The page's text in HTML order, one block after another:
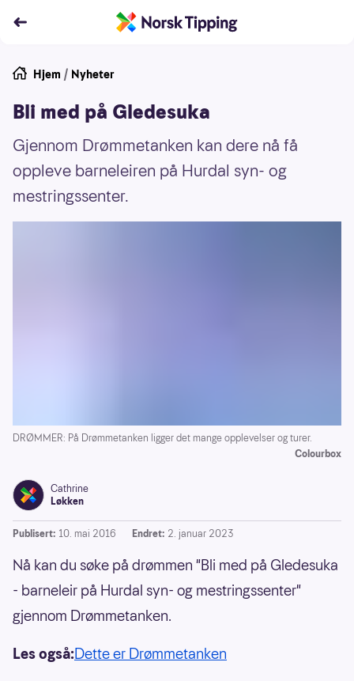
Hjem / Nyheter
Bli med på Gledesuka
Gjennom Drømmetanken kan dere nå få
oppleve barneleiren på Hurdal syn- og
mestringssenter.
DRØMMER: På Drømmetanken ligger det mange opplevelser og turer.
Colourbox
Cathrine
Løkken
Publisert: 10. mai 2016 Endret: 2. januar 2023
Nå kan du søke på drømmen "Bli med på Gledesuka
- barneleir på Hurdal syn- og mestringssenter"
gjennom Drømmetanken.
Les også:Dette er Drømmetanken